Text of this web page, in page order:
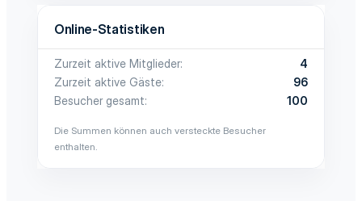
Online-Statistiken
Zurzeit aktive Mitglieder
4
Zurzeit aktive Gäste
96
Besucher gesamt
100
Die Summen können auch versteckte Besucher
enthalten.